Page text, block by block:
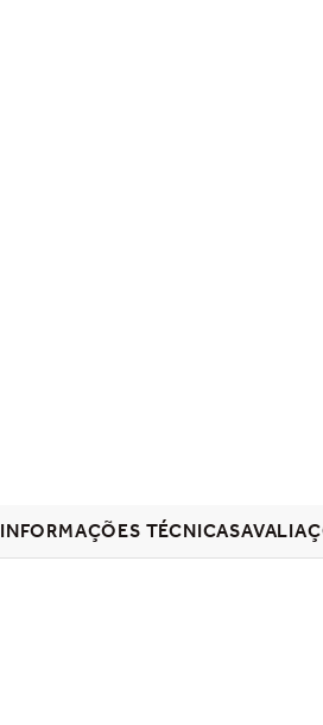
INFORMAÇÕES TÉCNICAS